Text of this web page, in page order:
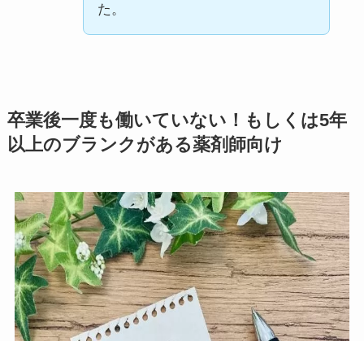
た。
卒業後一度も働いていない！もしくは5年
以上のブランクがある薬剤師向け